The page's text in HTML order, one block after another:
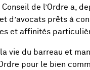
de l’Ordre a,
d’avocats prêts à
et affinités
vie du barreau et
pour le bien